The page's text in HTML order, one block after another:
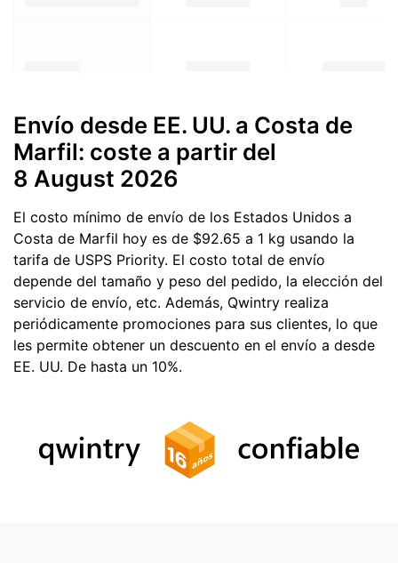
Envío desde EE. UU. a Costa de
Marfil: coste a partir del
8 August 2026
El costo mínimo de envío de los Estados Unidos a
Costa de Marfil hoy es de $92.65 a 1 kg usando la
tarifa de USPS Priority. El costo total de envío
depende del tamaño y peso del pedido, la elección del
servicio de envío, etc. Además, Qwintry realiza
periódicamente promociones para sus clientes, lo que
les permite obtener un descuento en el envío a desde
EE. UU. De hasta un 10%.